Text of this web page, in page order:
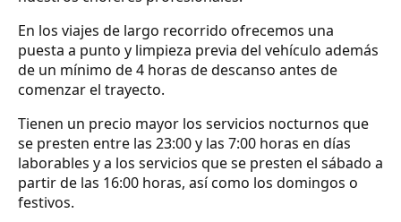
En los viajes de largo recorrido ofrecemos una
puesta a punto y limpieza previa del vehículo además
de un mínimo de 4 horas de descanso antes de
comenzar el trayecto.
Tienen un precio mayor los servicios nocturnos que
se presten entre las 23:00 y las 7:00 horas en días
laborables y a los servicios que se presten el sábado a
partir de las 16:00 horas, así como los domingos o
festivos.